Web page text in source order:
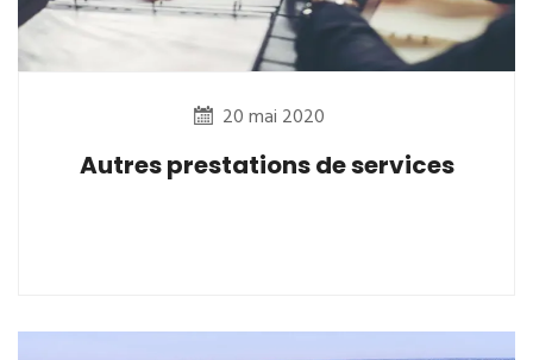
20 mai 2020
Autres prestations de services